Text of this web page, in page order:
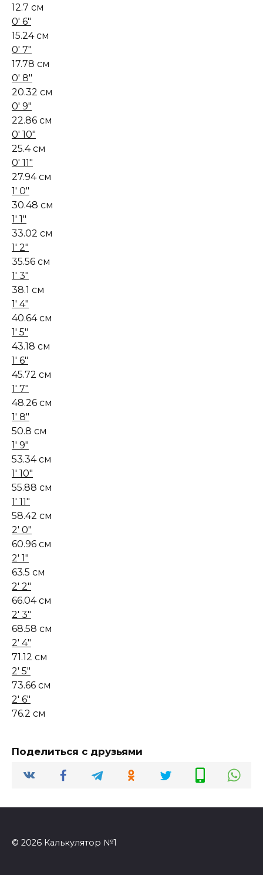
12.7 см
0' 6"
15.24 см
0' 7"
17.78 см
0' 8"
20.32 см
0' 9"
22.86 см
0' 10"
25.4 см
0' 11"
27.94 см
1' 0"
30.48 см
1' 1"
33.02 см
1' 2"
35.56 см
1' 3"
38.1 см
1' 4"
40.64 см
1' 5"
43.18 см
1' 6"
45.72 см
1' 7"
48.26 см
1' 8"
50.8 см
1' 9"
53.34 см
1' 10"
55.88 см
1' 11"
58.42 см
2' 0"
60.96 см
2' 1"
63.5 см
2' 2"
66.04 см
2' 3"
68.58 см
2' 4"
71.12 см
2' 5"
73.66 см
2' 6"
76.2 см
Поделиться с друзьями
© 2026 Калькулятор №1